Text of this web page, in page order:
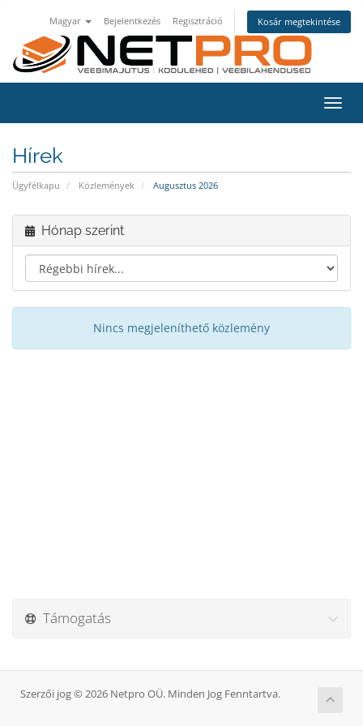
Magyar Bejelentkezés Regisztráció Kosár megtekintése
a
Hírek
Ügyfélkapu Közlemények Augusztus 2026
Hónap szerint
Nincs megjeleníthető közlemény
Támogatás
Szerzői jog © 2026 Netpro OÜ. Minden Jog Fenntartva.